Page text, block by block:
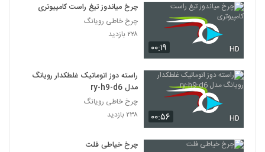
۰۰:۱۹ HD
چرخ میاندوز تیغ راست کامپیوتری
چرخ خاطی رویانگ
۲۲۸ بازدید
۰۰:۵۶ HD
راسته دوز اتوماتیک غلطکدار رویانگ
مدل ry-h9-d6
چرخ خاطی رویانگ
۲۳۸ بازدید
چرخ خیاطی فلت